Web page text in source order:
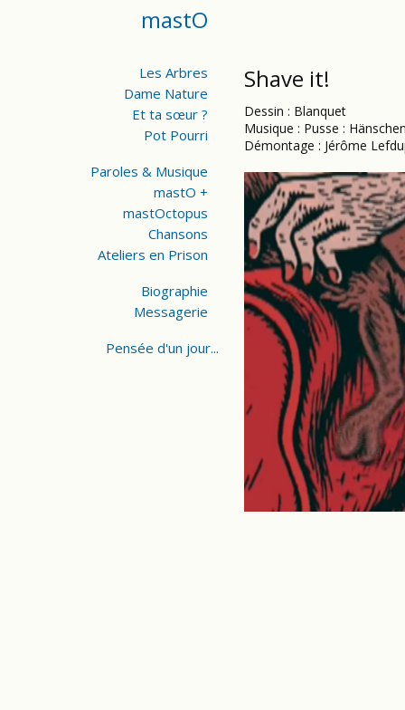
mastO
Les Arbres
Dame Nature
Et ta sœur ?
Pot Pourri
Paroles & Musique
mastO +
mastOctopus
Chansons
Ateliers en Prison
Biographie
Messagerie
Pensée d'un jour...
Shave it!
Dessin : Blanquet
Musique : Pusse :
Démontage : Jérôme